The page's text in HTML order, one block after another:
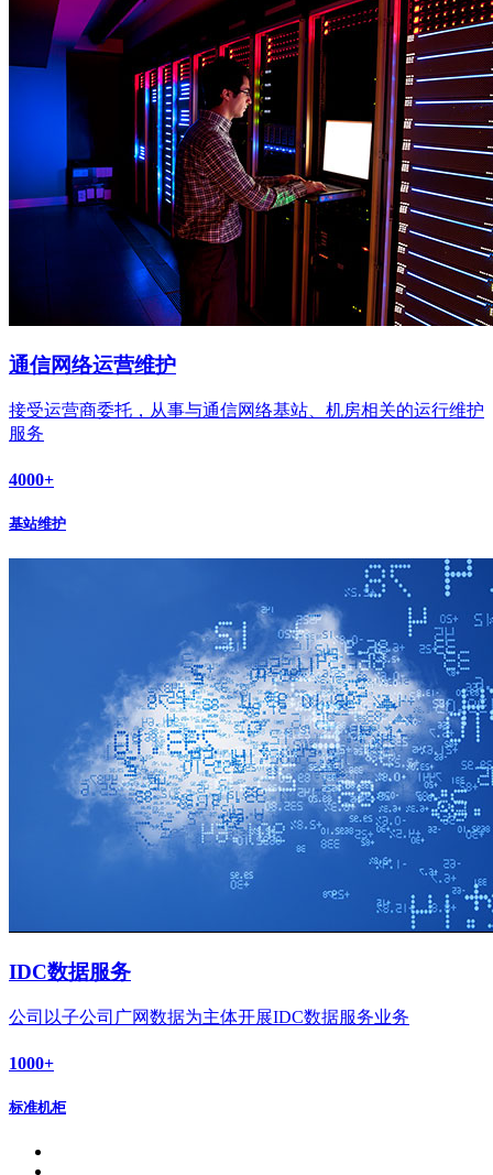
通信网络运营维护
接受运营商委托，从事与通信网络基站、机房相关的运行维护
服务
4000+
基站维护
IDC数据服务
公司以子公司广网数据为主体开展IDC数据服务业务
1000+
标准机柜